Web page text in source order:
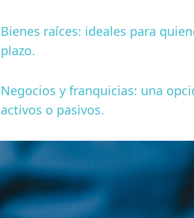
Bienes raíces: ideales para
plazo.
Negocios y franquicias: una
activos o pasivos.